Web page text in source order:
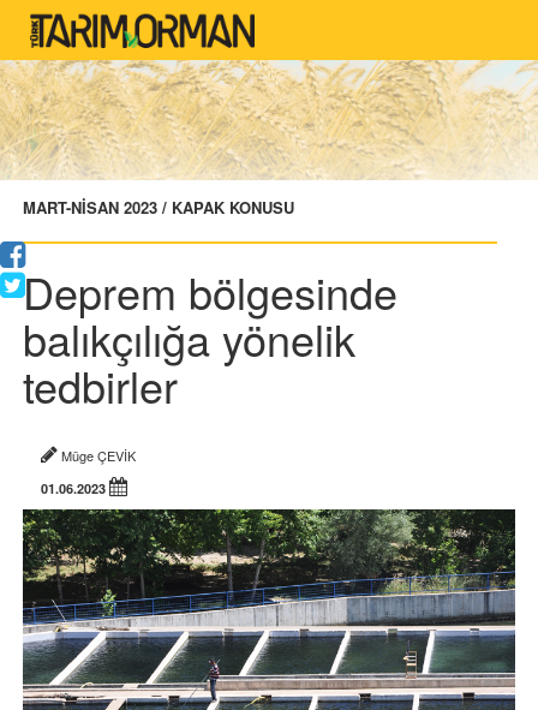
MART-NİSAN 2023 / KAPAK KONUSU
Deprem bölgesinde
balıkçılığa yönelik
tedbirler
Müge ÇEVİK
01.06.2023